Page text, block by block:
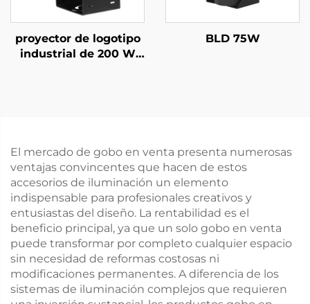
proyector de logotipo
industrial de 200 W
pasillos
BLD 75W
El mercado de gobo en venta presenta numerosas
ventajas convincentes que hacen de estos
accesorios de iluminación un elemento
indispensable para profesionales creativos y
entusiastas del diseño. La rentabilidad es el
beneficio principal, ya que un solo gobo en venta
puede transformar por completo cualquier espacio
sin necesidad de reformas costosas ni
modificaciones permanentes. A diferencia de los
sistemas de iluminación complejos que requieren